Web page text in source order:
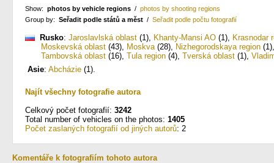
Show: photos by vehicle regions / photos by shooting regions
Group by: Seřadit podle států a měst / Seřadit podle počtu fotografií
Rusko: Jaroslavlská oblast (1), Khanty-Mansi AO (1), Krasnodar
Moskevská oblast (43), Moskva(28), Nizhegorodskaya region (1)
Tambovská oblast (16), Tula region (4), Tverská oblast (1),
Asie: Abcházie (1).
Najít všechny fotografie autora
Celkový počet fotografií: 3242
Total number of vehicles on the photos: 1405
Počet zaslaných fotografií od jiných autorů: 2
Komentáře k fotografiím tohoto autora